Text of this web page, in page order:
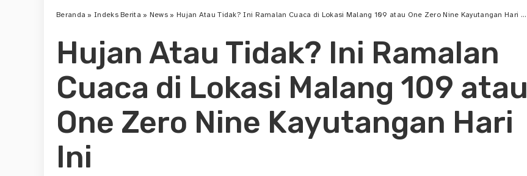
Beranda »Indeks Berita » News » Hujan Atau Tidak? Ini Ramalan Cuaca di Lokasi Malang 109 atau One Zero Nine Kayutangan Hari Ini
Hujan Atau Tidak? Ini Ramalan
Cuaca di Lokasi Malang 109 atau
One Zero Nine Kayutangan Hari
Ini